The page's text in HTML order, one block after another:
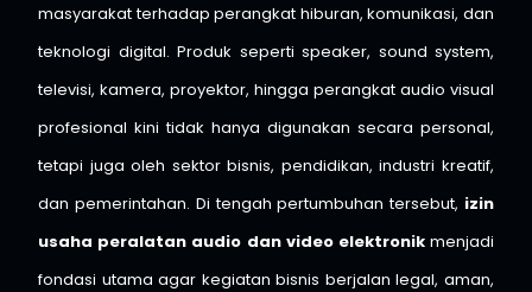
masyarakat terhadap perangkat hiburan, komunikasi, dan
teknologi digital. Produk seperti speaker, sound system,
televisi, kamera, proyektor, hingga perangkat audio visual
profesional kini tidak hanya digunakan secara personal,
tetapi juga oleh sektor bisnis, pendidikan, industri kreatif,
dan pemerintahan. Di tengah pertumbuhan tersebut, izin
usaha peralatan audio dan video elektronikmenjadi
fondasi utama agar kegiatan bisnis berjalan legal, aman,